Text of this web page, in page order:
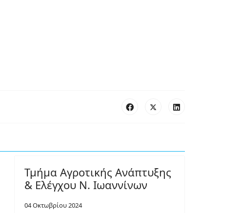
Τμήμα Αγροτικής Ανάπτυξης
& Ελέγχου Ν. Ιωαννίνων
04 Οκτωβρίου 2024